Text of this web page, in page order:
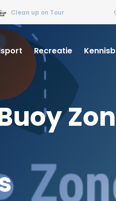
Clean up on Tour
Recreatie